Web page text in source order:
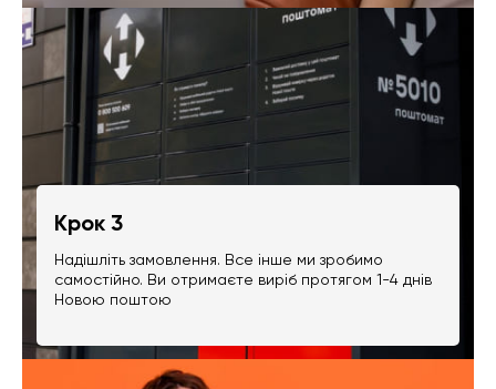
Крок 3
Надішліть замовлення. Все інше ми зробимо
самостійно. Ви отримаєте виріб протягом 1-4 днів
Новою поштою